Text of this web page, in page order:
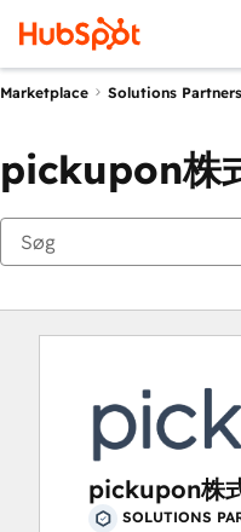
Marketplace Solutions Partners
pickupon株
pickupon株
SOLUTIONS